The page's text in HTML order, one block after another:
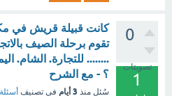
0
تصويتات
1
كانت قبيلة قريش في
تقوم برحلة الصيف
........ للتجارة. الشام.
؟ - مع الشرح
سُئل منذ 3 أيام في تصنيف